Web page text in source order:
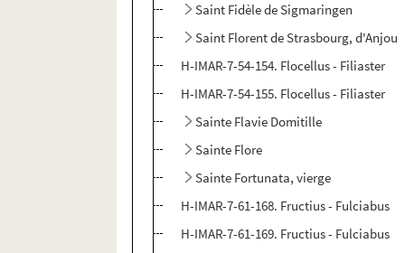
Saint Fidèle de Sigmaringen
Saint Florent de Strasbourg, d'Anjou
H-IMAR-7-54-154. Flocellus - Filiaster
H-IMAR-7-54-155. Flocellus - Filiaster
Sainte Flavie Domitille
Sainte Flore
Sainte Fortunata, vierge
H-IMAR-7-61-168. Fructius - Fulciabus
H-IMAR-7-61-169. Fructius - Fulciabus